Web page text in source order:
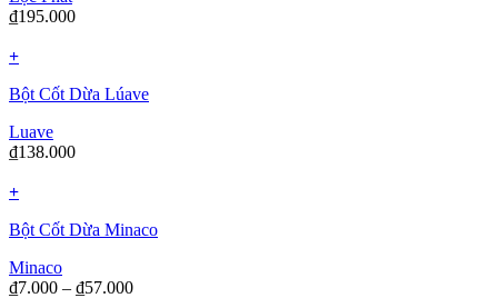
₫195.000
+
Bột Cốt Dừa Lúave
Luave
₫138.000
+
Bột Cốt Dừa Minaco
Minaco
₫7.000 – ₫57.000